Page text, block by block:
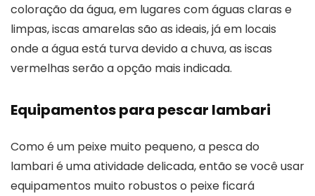
coloração da água, em lugares com águas claras e
limpas, iscas amarelas são as ideais, já em locais
onde a água está turva devido a chuva, as iscas
vermelhas serão a opção mais indicada.
Equipamentos para pescar lambari
Como é um peixe muito pequeno, a pesca do
lambari é uma atividade delicada, então se você usar
equipamentos muito robustos o peixe ficará